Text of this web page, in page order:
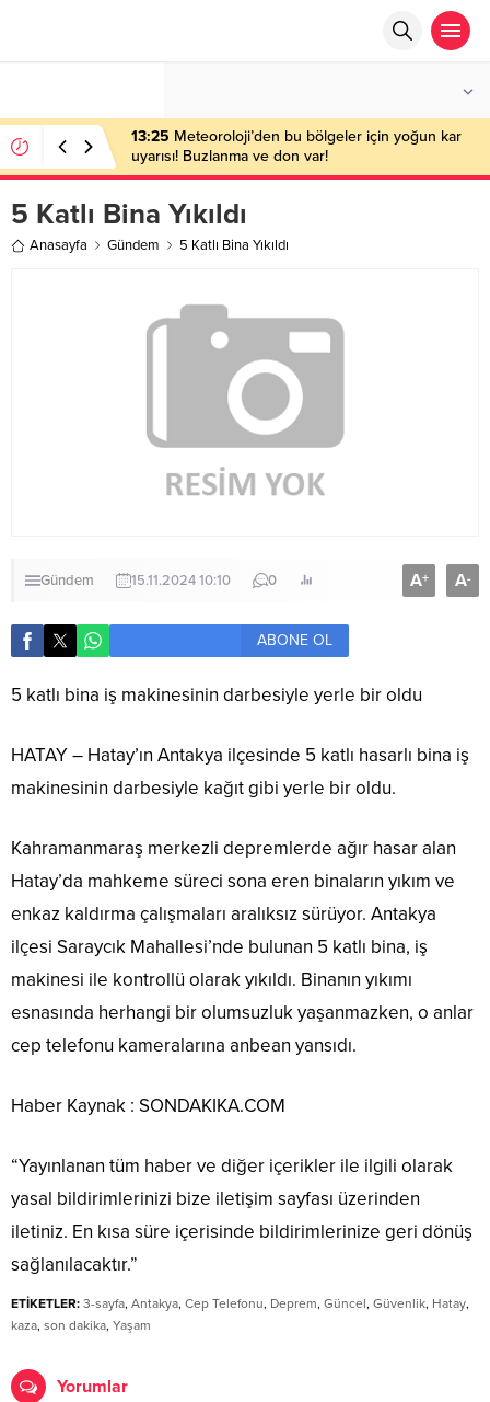
13:25 Meteoroloji’den bu bölgeler için yoğun kar
uyarısı! Buzlanma ve don var!
5 Katlı Bina Yıkıldı
Anasayfa Gündem 5 Katlı Bina Yıkıldı
Gündem 15.11.2024 10:10 0 A+ A-
ABONE OL
5 katlı bina iş makinesinin darbesiyle yerle bir oldu
HATAY – Hatay’ın Antakya ilçesinde 5 katlı hasarlı bina iş
makinesinin darbesiyle kağıt gibi yerle bir oldu.
Kahramanmaraş merkezli depremlerde ağır hasar alan
Hatay’da mahkeme süreci sona eren binaların yıkım ve
enkaz kaldırma çalışmaları aralıksız sürüyor. Antakya
ilçesi Saraycık Mahallesi’nde bulunan 5 katlı bina, iş
makinesi ile kontrollü olarak yıkıldı. Binanın yıkımı
esnasında herhangi bir olumsuzluk yaşanmazken, o anlar
cep telefonu kameralarına anbean yansıdı.
Haber Kaynak : SONDAKIKA.COM
“Yayınlanan tüm haber ve diğer içerikler ile ilgili olarak
yasal bildirimlerinizi bize iletişim sayfası üzerinden
iletiniz. En kısa süre içerisinde bildirimlerinize geri dönüş
sağlanılacaktır.”
ETİKETLER: 3-sayfa, Antakya, Cep Telefonu, Deprem, Güncel, Güvenlik, Hatay,
kaza, son dakika, Yaşam
Yorumlar